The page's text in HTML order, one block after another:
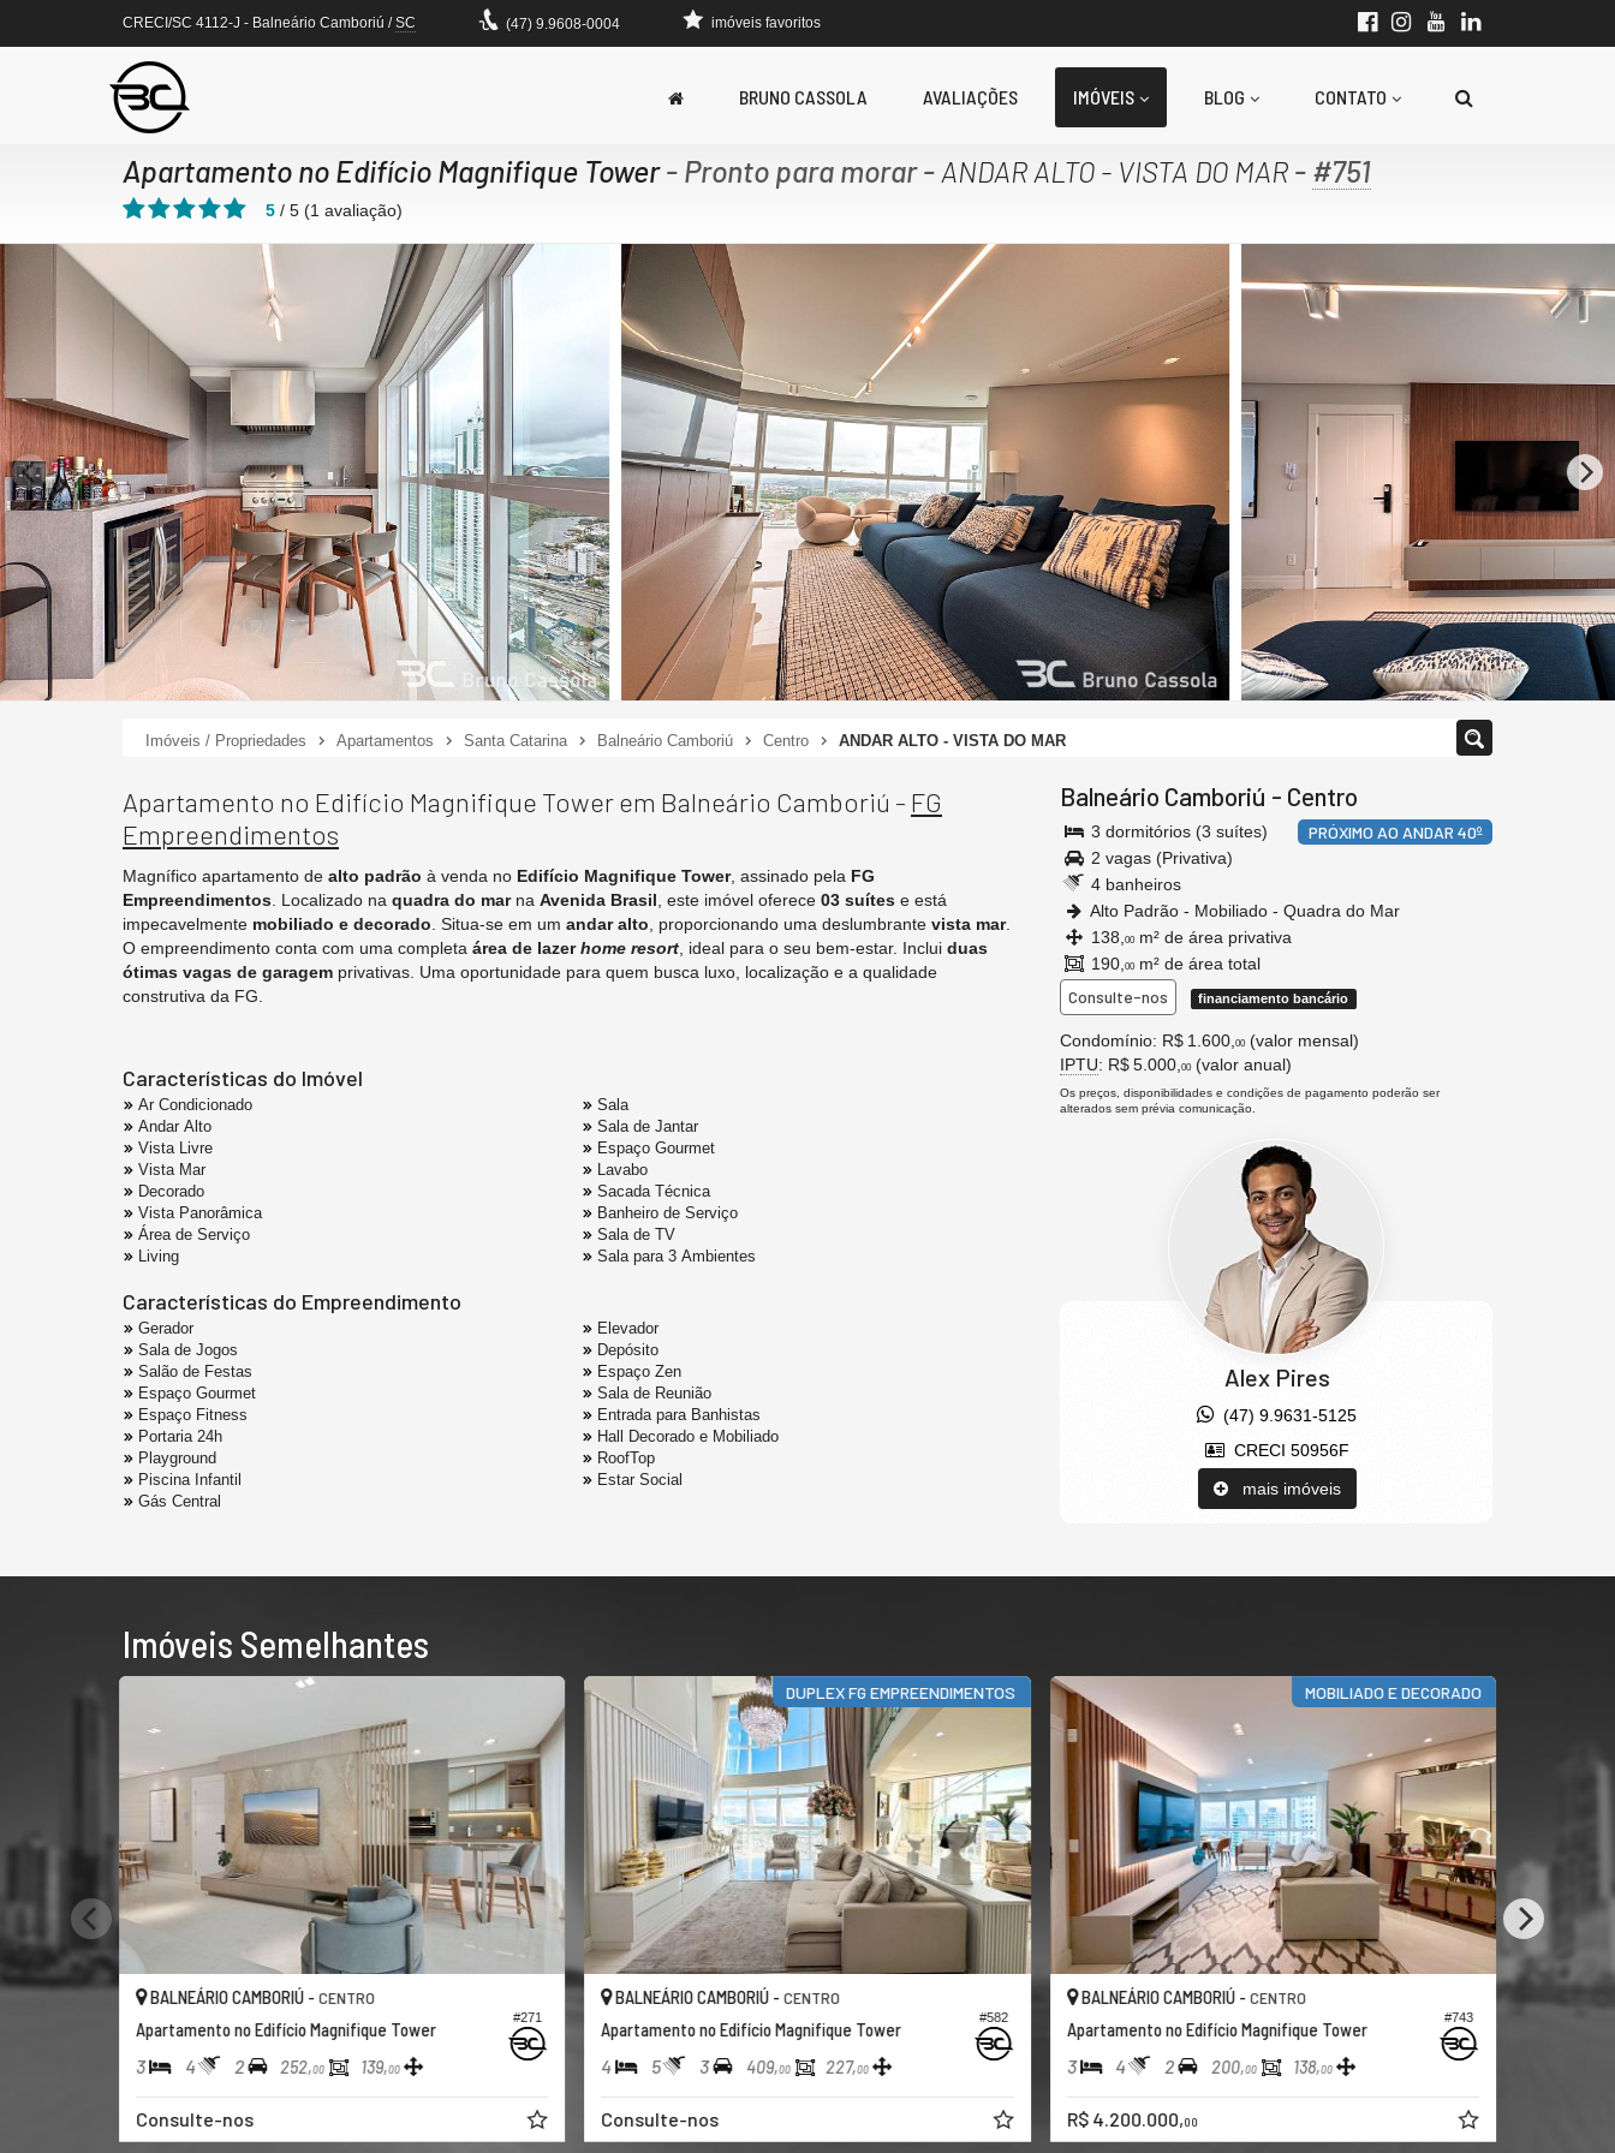
CRECI/SC 4112-J - Balneário Camboriú /SC (47) 9.9608-0004 imóveis favoritos
BRUNO CASSOLA AVALIAÇÕES IMÓVEIS BLOG CONTATO
Apartamento no Edifício Magnifique Tower- Pronto para morar- ANDAR ALTO - VISTA DO MAR - #751
5 / 5 (1 avaliação)
Imóveis / Propriedades Apartamentos Santa Catarina Balneário Camboriú Centro ANDAR ALTO - VISTA DO MAR
Apartamento no Edifício Magnifique Tower em Balneário Camboriú - FG
Empreendimentos
Magnífico apartamento de alto padrão à venda no Edifício Magnifique Tower, assinado pela FG
Empreendimentos. Localizado na quadra do marna Avenida Brasil, este imóvel oferece 03 suítes e está
impecavelmente mobiliado e decorado. Situa-se em um andar alto, proporcionando uma deslumbrante vista mar.
O empreendimento conta com uma completa área de lazerhome resort, ideal para o seu bem-estar. Inclui duas
ótimas vagas de garagem privativas. Uma oportunidade para quem busca luxo, localização e a qualidade
construtiva da FG.
Características do Imóvel
Ar Condicionado
Andar Alto
Vista Livre
Vista Mar
Decorado
Vista Panorâmica
Área de Serviço
Living
Sala
Sala de Jantar
Espaço Gourmet
Lavabo
Sacada Técnica
Banheiro de Serviço
Sala de TV
Sala para 3 Ambientes
Características do Empreendimento
Gerador
Sala de Jogos
Salão de Festas
Espaço Gourmet
Espaço Fitness
Portaria 24h
Playground
Piscina Infantil
Gás Central
Elevador
Depósito
Espaço Zen
Sala de Reunião
Entrada para Banhistas
Hall Decorado e Mobiliado
RoofTop
Estar Social
Balneário Camboriú - Centro
PRÓXIMO AO ANDAR 40º
3 dormitórios (3 suítes)
2 vagas (Privativa)
4 banheiros
Alto Padrão - Mobiliado - Quadra do Mar
138, 00 m² de área privativa
190, 00 m² de área total
Consulte-nos financiamento bancário
Condomínio: R$ 1.600, 00 (valor mensal)
IPTU: R$ 5.000, 00 (valor anual)
Os preços, disponibilidades e condições de pagamento poderão ser
alterados sem prévia comunicação.
Alex Pires
(47) 9.9631-5125
CRECI 50956F
mais imóveis
Imóveis Semelhantes
#271
BALNEÁRIO CAMBORIÚ -CENTRO
Apartamento no Edifício Magnifique Tower
3 4 2 252,00 139,00
Consulte-nos
DUPLEX FG EMPREENDIMENTOS
#582
BALNEÁRIO CAMBORIÚ -CENTRO
Apartamento no Edifício Magnifique Tower
4 5 3 409,00 227,00
Consulte-nos
MOBILIADO E DECORADO
#743
BALNEÁRIO CAMBORIÚ -CENTRO
Apartamento no Edifício Magnifique Tower
3 4 2 200,00 138,00
R$ 4.200.000,00